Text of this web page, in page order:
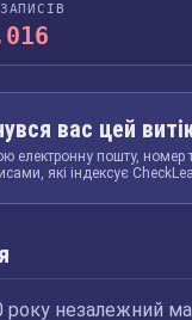
вас цей
електронну пошту, номер
які індексує
року незалежний